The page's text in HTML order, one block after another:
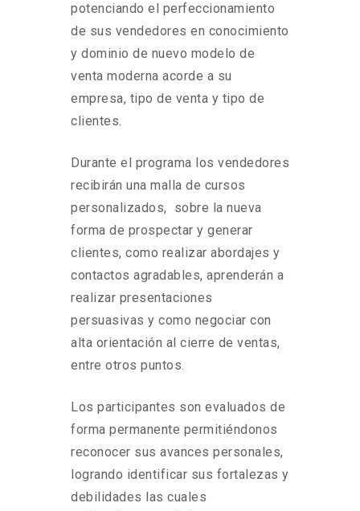
potenciando el perfeccionamiento
de sus vendedores en conocimiento
y dominio de nuevo modelo de
venta moderna acorde a su
empresa, tipo de venta y tipo de
clientes.
Durante el programa los vendedores
recibirán una malla de cursos
personalizados, sobre la nueva
forma de prospectar y generar
clientes, como realizar abordajes y
contactos agradables, aprenderán a
realizar presentaciones
persuasivas y como negociar con
alta orientación al cierre de ventas,
entre otros puntos.
Los participantes son evaluados de
forma permanente permitiéndonos
reconocer sus avances personales,
logrando identificar sus fortalezas y
debilidades las cuales